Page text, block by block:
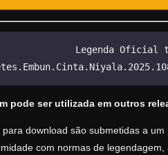
Legenda Oficial
pode ser utilizada em outros
download são submetidas a
com normas de